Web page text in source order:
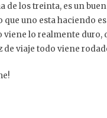
de los treinta, es un
que uno esta haciendo
viene lo realmente duro,
de viaje todo viene